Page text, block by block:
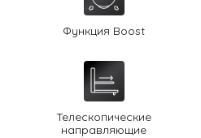
Функция Boost
Телескопические
направляющие